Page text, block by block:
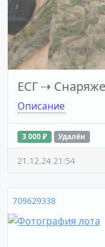
ЕСГ ⇢
Описание
3 000 ₽ Удалён
21.12.24 21:54
709629338